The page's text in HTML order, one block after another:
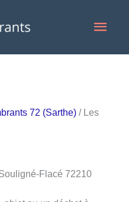
72 (Sarthe) / Les
Flacé 72210